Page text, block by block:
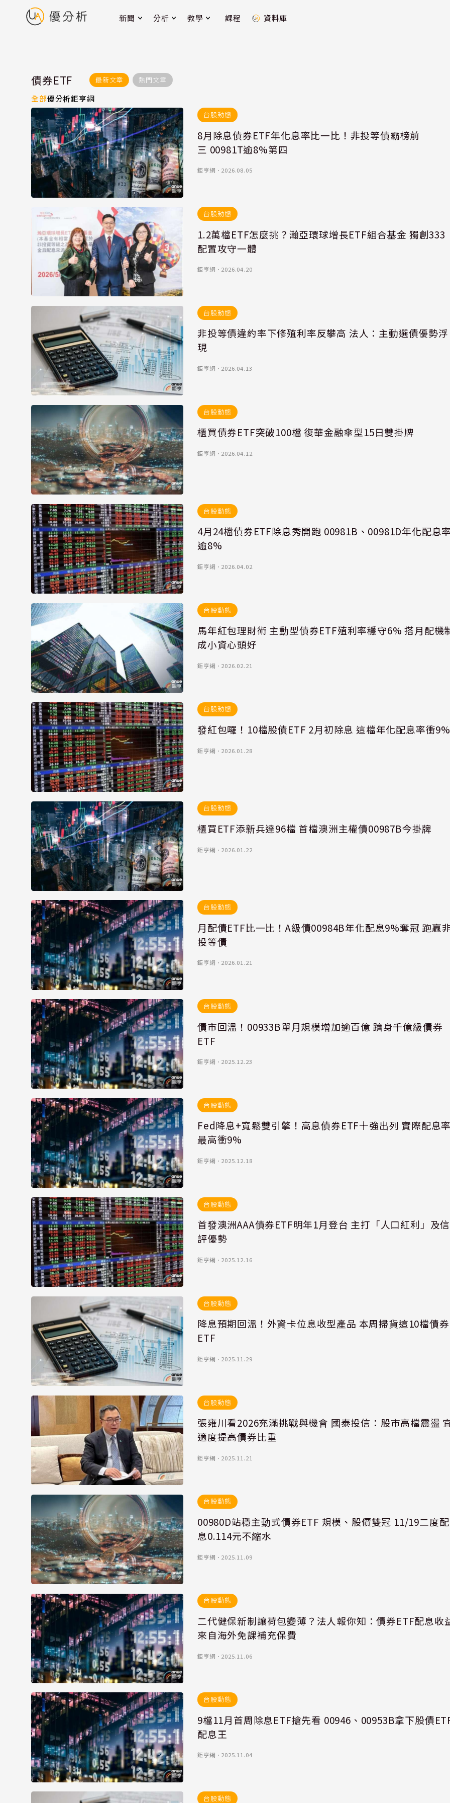
新聞 分析 教學 課程 資料庫
債券ETF 最新文章 熱門文章
全部優分析鉅亨網
台股動態
8月除息債券ETF年化息率比一比！非投等債霸榜前
三 00981T逾8%第四
鉅亨網 ． 2026.08.05
台股動態
1.2萬檔ETF怎麼挑？瀚亞環球增長ETF組合基金 獨創333
配置攻守一體
鉅亨網 ． 2026.04.20
台股動態
非投等債違約率下修殖利率反攀高 法人：主動選債優勢浮
現
鉅亨網 ． 2026.04.13
台股動態
櫃買債券ETF突破100檔 復華金融傘型15日雙掛牌
鉅亨網 ． 2026.04.12
台股動態
4月24檔債券ETF除息秀開跑 00981B、00981D年化配息
逾8%
鉅亨網 ． 2026.04.02
台股動態
馬年紅包理財術 主動型債券ETF殖利率穩守6% 搭月配機
成小資心頭好
鉅亨網 ． 2026.02.21
台股動態
發紅包囉！10檔股債ETF 2月初除息 這檔年化配息率衝
鉅亨網 ． 2026.01.28
台股動態
櫃買ETF添新兵達96檔 首檔澳洲主權債00987B今掛牌
鉅亨網 ． 2026.01.22
台股動態
月配債ETF比一比！A級債00984B年化配息9%奪冠 跑贏
投等債
鉅亨網 ． 2026.01.21
台股動態
債市回溫！00933B單月規模增加逾百億 躋身千億級債券
ETF
鉅亨網 ． 2025.12.23
台股動態
Fed降息+寬鬆雙引擎！高息債券ETF十強出列 實際配息
最高衝9%
鉅亨網 ． 2025.12.18
台股動態
首發澳洲AAA債券ETF明年1月登台 主打「人口紅利」及信
評優勢
鉅亨網 ． 2025.12.16
台股動態
降息預期回溫！外資卡位息收型產品 本周掃貨這10檔債券
ETF
鉅亨網 ． 2025.11.29
台股動態
張雍川看2026充滿挑戰與機會 國泰投信：股市高檔震盪
適度提高債券比重
鉅亨網 ． 2025.11.21
台股動態
00980D站穩主動式債券ETF 規模、股價雙冠 11/19二度配
息0.114元不縮水
鉅亨網 ． 2025.11.09
台股動態
二代健保新制讓荷包變薄？法人報你知：債券ETF配息收
來自海外免課補充保費
鉅亨網 ． 2025.11.06
台股動態
9檔11月首周除息ETF搶先看 00946、00953B拿下股債
配息王
鉅亨網 ． 2025.11.04
台股動態